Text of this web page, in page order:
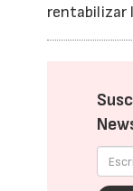
rentabilizar